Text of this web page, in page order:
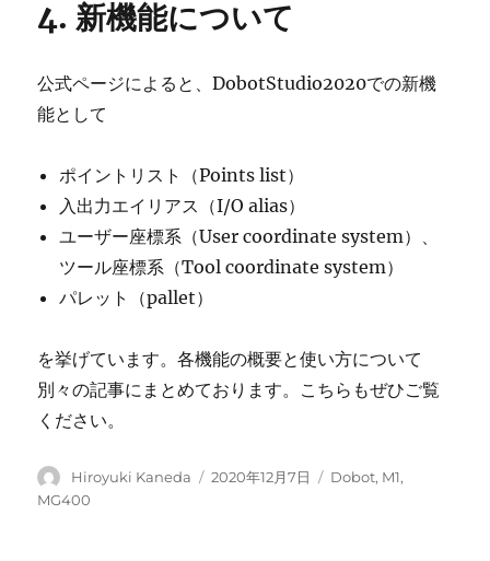
4. 新機能について
公式ページによると、DobotStudio2020での新機
能として
ポイントリスト（Points list）
入出力エイリアス（I/O alias）
ユーザー座標系（User coordinate system）、
ツール座標系（Tool coordinate system）
パレット（pallet）
を挙げています。各機能の概要と使い方について
別々の記事にまとめております。こちらもぜひご覧
ください。
投
稿
Hiroyuki Kaneda
投
2020年12月7日
カ
Dobot, M1,
MG400